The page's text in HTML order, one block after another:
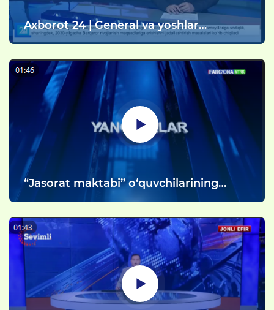
Axborot 24 | General va yoshlar
uchrashuvi
“Jasorat maktabi” o‘quvchilarining
tantanali va’da berish tadbirlaridan